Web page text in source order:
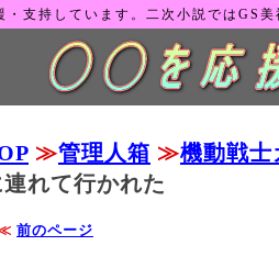
・支持しています。二次小説ではGS
≫管理人箱 ≫機動戦士
連れて行かれた
前のページ